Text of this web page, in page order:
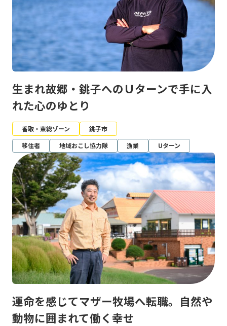
生まれ故郷・銚子へのＵターンで手に入
れた心のゆとり
香取・東総ゾーン
銚子市
移住者
地域おこし協力隊 漁業 Uターン
運命を感じてマザー牧場へ転職。自然や
動物に囲まれて働く幸せ